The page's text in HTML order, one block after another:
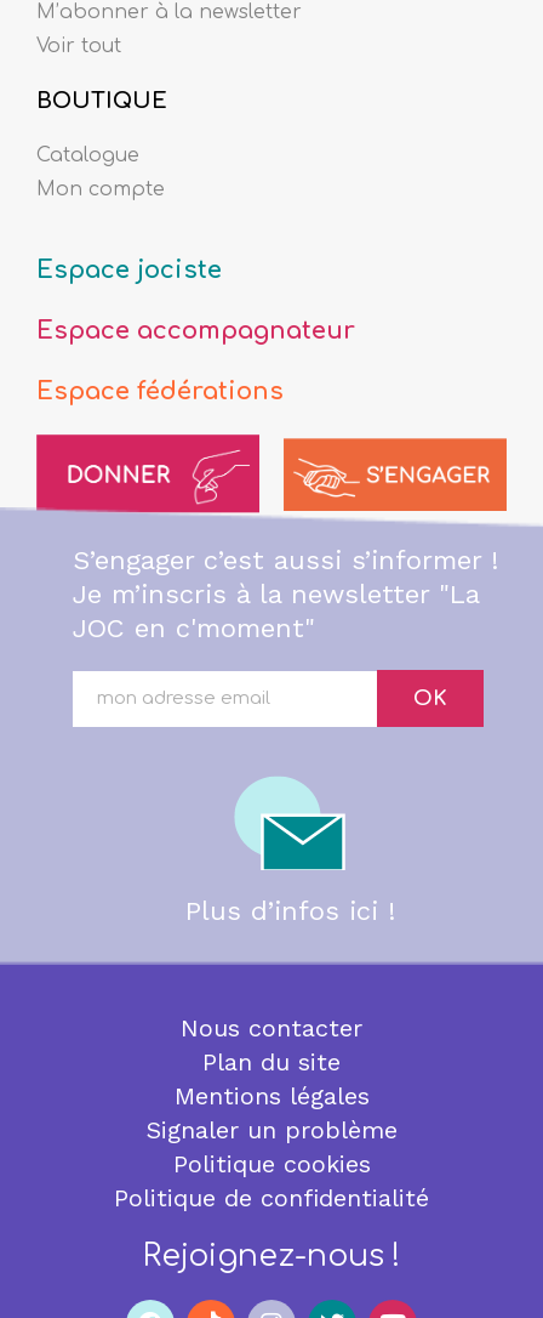
M’abonner à la newsletter
Voir tout
BOUTIQUE
Catalogue
Mon compte
Espace jociste
Espace accompagnateur
Espace fédérations
S’engager c’est aussi s’informer !
Je m’inscris à la newsletter "La
JOC en c'moment"
OK
Plus d’infos ici !
Nous contacter
Plan du site
Mentions légales
Signaler un problème
Politique cookies
Politique de confidentialité
Rejoignez-nous !